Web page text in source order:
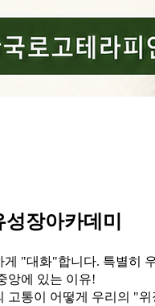
장아카데미
게 "대화"합니다. 특별히
앙에 있는 이유!
고통이 어떻게 우리의 "